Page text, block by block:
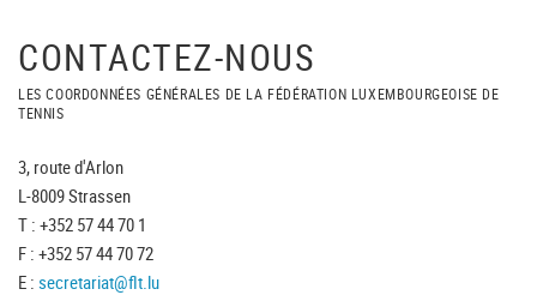
CONTACTEZ-NOUS
LES COORDONNÉES GÉNÉRALES DE LA FÉDÉRATION LUXEMBOURGEOISE DE
TENNIS
3, route d'Arlon
L-8009 Strassen
T : +352 57 44 70 1
F : +352 57 44 70 72
E : secretariat@flt.lu